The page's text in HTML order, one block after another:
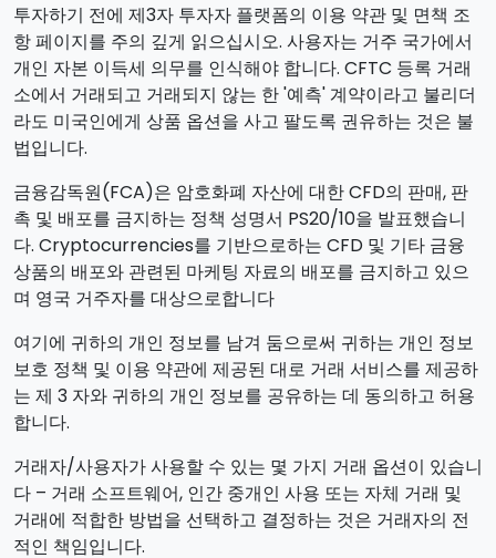
투자하기 전에 제3자 투자자 플랫폼의 이용 약관 및 면책 조
항 페이지를 주의 깊게 읽으십시오. 사용자는 거주 국가에서
개인 자본 이득세 의무를 인식해야 합니다. CFTC 등록 거래
소에서 거래되고 거래되지 않는 한 '예측' 계약이라고 불리더
라도 미국인에게 상품 옵션을 사고 팔도록 권유하는 것은 불
법입니다.
금융감독원(FCA)은 암호화폐 자산에 대한 CFD의 판매, 판
촉 및 배포를 금지하는 정책 성명서 PS20/10을 발표했습니
다. Cryptocurrencies를 기반으로하는 CFD 및 기타 금융
상품의 배포와 관련된 마케팅 자료의 배포를 금지하고 있으
며 영국 거주자를 대상으로합니다
여기에 귀하의 개인 정보를 남겨 둠으로써 귀하는 개인 정보
보호 정책 및 이용 약관에 제공된 대로 거래 서비스를 제공하
는 제 3 자와 귀하의 개인 정보를 공유하는 데 동의하고 허용
합니다.
거래자/사용자가 사용할 수 있는 몇 가지 거래 옵션이 있습니
다 – 거래 소프트웨어, 인간 중개인 사용 또는 자체 거래 및
거래에 적합한 방법을 선택하고 결정하는 것은 거래자의 전
적인 책임입니다.